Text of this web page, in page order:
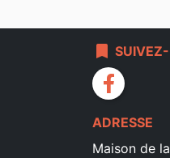
bookmark
facebook
ADRESSE
Maison de